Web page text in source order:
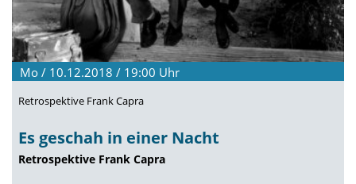
Mo / 10.12.2018 / 19:00 Uhr
Retrospektive Frank Capra
Es geschah in einer Nacht
Retrospektive Frank Capra